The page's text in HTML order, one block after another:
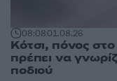
08:0801.08.26
Κότσι, πόνος
πρέπει να
ποδιού